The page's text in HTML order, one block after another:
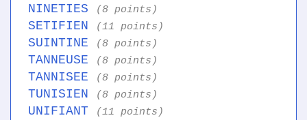
NINETIES (8 points)
SETIFIEN (11 points)
SUINTINE (8 points)
TANNEUSE (8 points)
TANNISEE (8 points)
TUNISIEN (8 points)
UNIFIANT (11 points)